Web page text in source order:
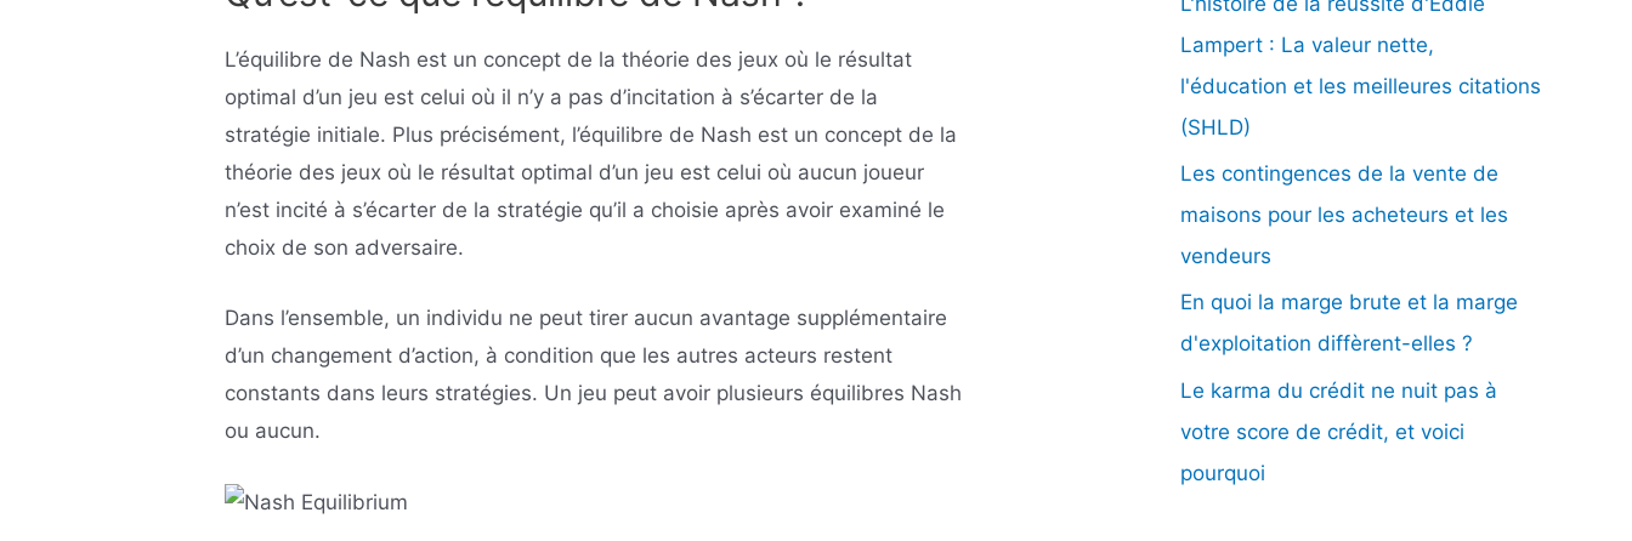
L’équilibre de Nash est un concept de la théorie des jeux où le résultat
optimal d’un jeu est celui où il n’y a pas d’incitation à s’écarter de la
stratégie initiale. Plus précisément, l’équilibre de Nash est un concept de la
théorie des jeux où le résultat optimal d’un jeu est celui où aucun joueur
n’est incité à s’écarter de la stratégie qu’il a choisie après avoir examiné le
choix de son adversaire.
Dans l’ensemble, un individu ne peut tirer aucun avantage supplémentaire
d’un changement d’action, à condition que les autres acteurs restent
constants dans leurs stratégies. Un jeu peut avoir plusieurs équilibres Nash
ou aucun.
e
r
:
Lampert : La valeur nette,
l'éducation et les meilleures citations
(SHLD)
Les contingences de la vente de
maisons pour les acheteurs et les
vendeurs
En quoi la marge brute et la marge
d'exploitation diffèrent-elles ?
Le karma du crédit ne nuit pas à
votre score de crédit, et voici
pourquoi